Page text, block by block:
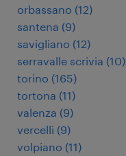
orbassano (12)
santena (9)
savigliano (12)
serravalle scrivia (10)
torino (165)
tortona (11)
valenza (9)
vercelli (9)
volpiano (11)